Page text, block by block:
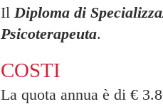
Il Diploma di
Psicoterapeuta.
COSTI
La quota annua è di €